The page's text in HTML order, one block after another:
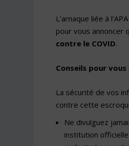
L’arnaque liée à
pour vous annoncer
contre le COVID.
Conseils pour
La sécurité de vos
contre cette
Ne divulguez
institution